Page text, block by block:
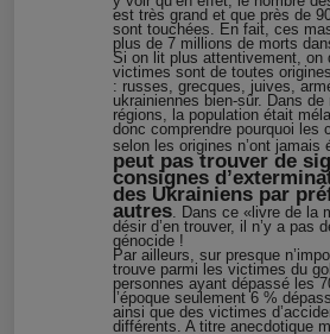
est très grand et que près de
sont touchées. En fait, ces
plus de 7 millions de morts
Si on lit plus attentivement, on
victimes sont de toutes origines
: russes, grecques, juives,a
ukrainiennes bien-sûr. Dans de
régions, la population était
donc comprendre pourquoi les
selon les origines n’ont jamais
peut pas trouver de
consignes
des Ukrainiens par
autres. Dans ce «livre de la
désir d’en trouver, il n’y a pas
génocide !
Par ailleurs, sur presque
trouve parmi les victimes du
personnes ayant dépassé les
l’époque seulement 6 %
ainsi que des victimes
différents. A titre anecdotique